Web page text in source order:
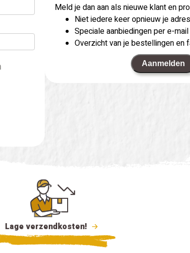
Meld je dan aan als nieuwe klant en
Niet iedere keer opnieuw je
Speciale aanbiedingen per e-
Overzicht van je bestellingen en
Aanmelden
Lage verzendkosten!